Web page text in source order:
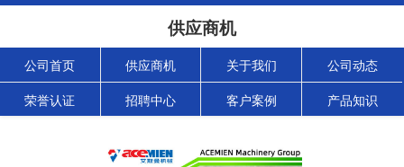
供应商机
公司首页 供应商机 关于我们 公司动态
荣誉认证 招聘中心 客户案例 产品知识